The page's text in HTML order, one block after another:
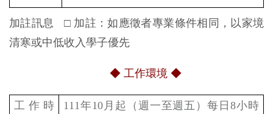
加註訊息 □ 加註：如應徵者專業條件相同，以家境
清寒或中低收入學子優先
◆ 工作環境 ◆
工作時
111年10 月起（週一至週五）每日 8小時